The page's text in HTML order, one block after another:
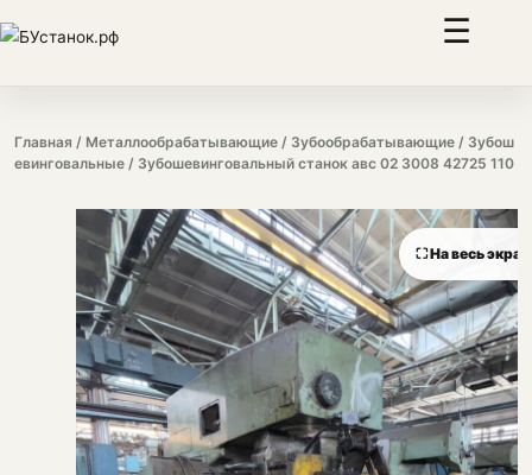
☰
Главная / Металлообрабатывающие / Зубообрабатывающие / Зубош
евинговальные / Зубошевинговальный станок авс 02 3008 42725 110
⛶ На весь экран